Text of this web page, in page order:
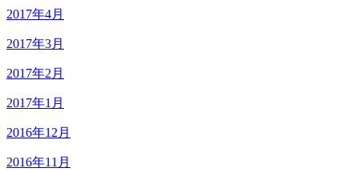
2017年4月
2017年3月
2017年2月
2017年1月
2016年12月
2016年11月